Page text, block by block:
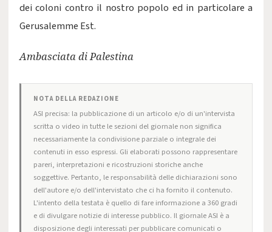
dei coloni contro il nostro popolo ed in particolare a
Gerusalemme Est.
Ambasciata di Palestina
NOTA DELLA REDAZIONE
ASI precisa: la pubblicazione di un articolo e/o di un'intervista
scritta o video in tutte le sezioni del giornale non significa
necessariamente la condivisione parziale o integrale dei
contenuti in esso espressi. Gli elaborati possono rappresentare
pareri, interpretazioni e ricostruzioni storiche anche
soggettive. Pertanto, le responsabilità delle dichiarazioni sono
dell'autore e/o dell'intervistato che ci ha fornito il contenuto.
L'intento della testata è quello di fare informazione a 360 gradi
e di divulgare notizie di interesse pubblico. Il giornale ASI è a
disposizione degli interessati per pubblicare comunicati o